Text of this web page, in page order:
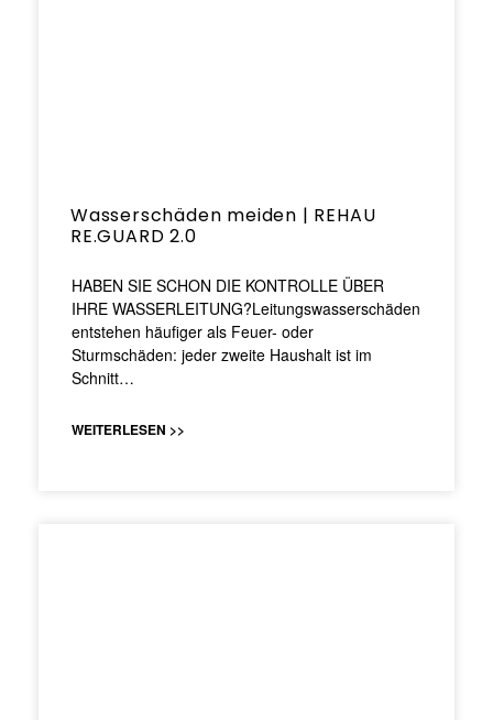
Wasserschäden meiden | REHAU
RE.GUARD 2.0
HABEN SIE SCHON DIE KONTROLLE ÜBER
IHRE WASSERLEITUNG?Leitungswasserschäden
entstehen häufiger als Feuer- oder
Sturmschäden: jeder zweite Haushalt ist im
Schnitt…
WEITERLESEN >>